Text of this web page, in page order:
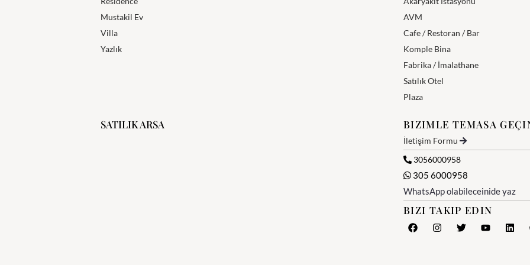
Mustakil Ev
Villa
Yazlık
AVM
Cafe / Restoran / Bar
Komple Bina
Fabrika / İmalathane
Satılık Otel
Plaza
SATILIK ARSA BIZIMLE TEMASA
İletişim Formu
3056000958
305 6000958
WhatsApp olabileceinide yaz
BIZI TAKIP EDIN